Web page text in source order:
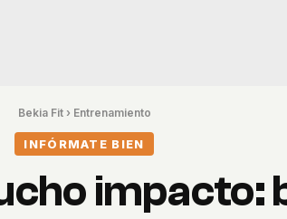
Bekia Fit› Entrenamiento
INFÓRMATE BIEN
impacto: